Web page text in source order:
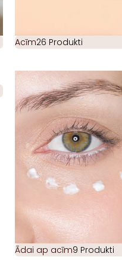
Acīm26 Produkti
Ādai ap acīm9 Produkti